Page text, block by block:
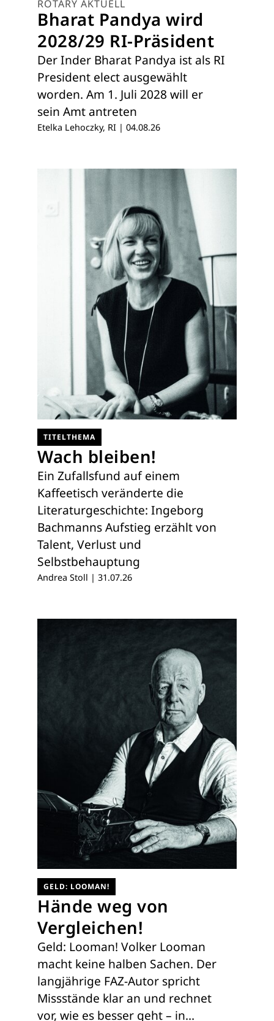
ROTARY AKTUELL
Bharat Pandya wird
2028/29 RI-Präsident
Der Inder Bharat Pandya ist als RI
President elect ausgewählt
worden. Am 1. Juli 2028 will er
sein Amt antreten
Etelka Lehoczky, RI | 04.08.26
TITELTHEMA
Wach bleiben!
Ein Zufallsfund auf einem
Kaffeetisch veränderte die
Literaturgeschichte: Ingeborg
Bachmanns Aufstieg erzählt von
Talent, Verlust und
Selbstbehauptung
Andrea Stoll | 31.07.26
GELD: LOOMAN!
Hände weg von
Vergleichen!
Geld: Looman! Volker Looman
macht keine halben Sachen. Der
langjährige FAZ-Autor spricht
Missstände klar an und rechnet
vor, wie es besser geht – in…